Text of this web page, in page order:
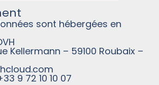
sont hébergées en
Kellermann – 59100 Roubaix –
9 72 10 10 07